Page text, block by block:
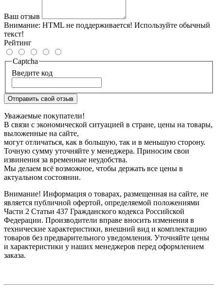
Ваш отзыв
Внимание: HTML не поддерживается! Используйте обычный
текст!
Рейтинг
Captcha
Введите код
Отправить свой отзыв
Уважаемые покупатели!
В связи с экономической ситуацией в стране, цены на товары,
выложенные на сайте,
могут отличаться, как в большую, так и в меньшую сторону.
Точную сумму уточняйте у менеджера. Приносим свои
извинения за временные неудобства.
Мы делаем всё возможное, чтобы держать все цены в
актуальном состоянии.
Внимание! Информация о товарах, размещенная на сайте, не
является публичной офертой, определяемой положениями
Части 2 Статьи 437 Гражданского кодекса Российской
Федерации. Производители вправе вносить изменения в
технические характеристики, внешний вид и комплектацию
товаров без предварительного уведомления. Уточняйте цены
и характеристики у наших менеджеров перед оформлением
заказа.